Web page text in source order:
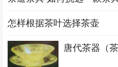
怎样根据茶叶选择茶壶
唐代茶器（